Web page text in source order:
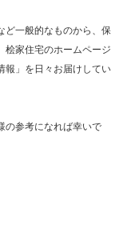
ど一般的なものから、保
桧家住宅のホームページ
報」を日々お届けしてい
の参考になれば幸いで